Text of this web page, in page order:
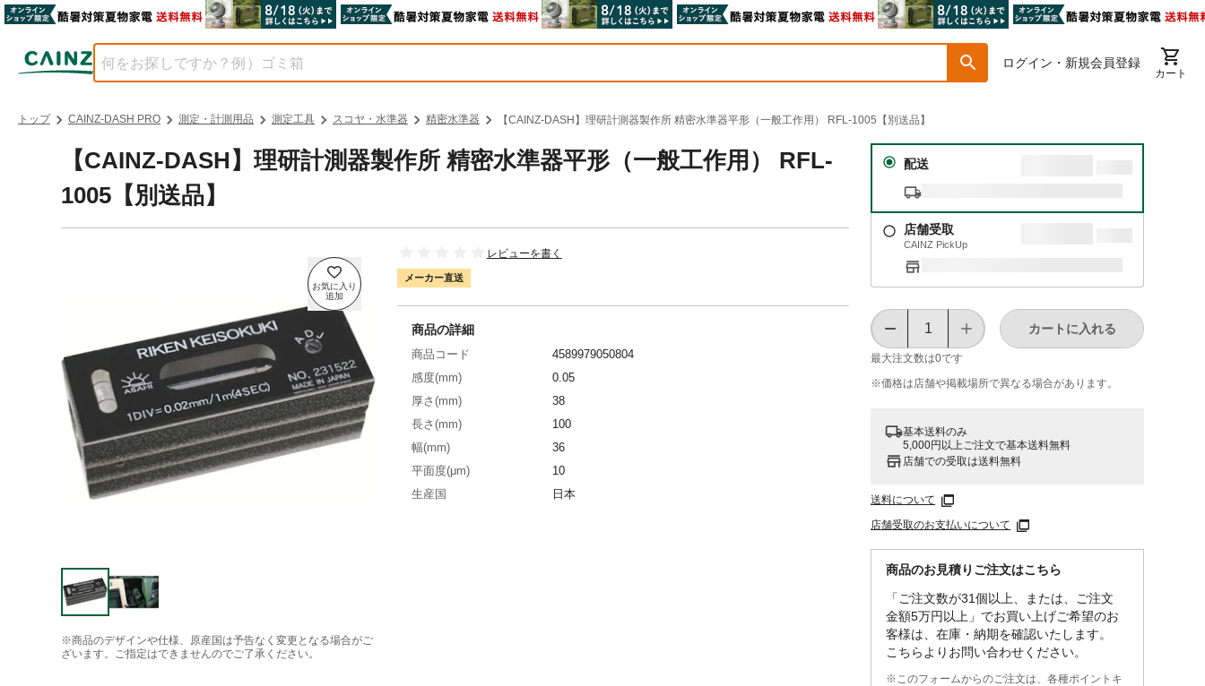
ログイン・新規会員登録
カート
トップ CAINZ-DASH PRO 測定・計測用品 測定工具 スコヤ・水準器 精密水準器 【CAINZ-DASH】理研計測器製作所 精密水準器平形（一般工作用） RFL-1005【別送品】
【CAINZ-DASH】理研計測器製作所 精密水準器平形（一般工作用） RFL-
1005【別送品】
※商品のデザインや仕様、原産国は予告なく変更となる場合がご
ざいます。ご指定はできませんのでご了承ください。
レビューを書く
メーカー直送
配送
店舗受取
CAINZ PickUp
最大注文数は0です
カートに入れる
※価格は​店舗や​掲載場所で​異なる​場合が​あります。
基本送料のみ
5,000円以上ご注文で基本送料無料
店舗での受取は送料無料
送料について
店舗受取のお支払いについて
商品のお見積りご注文はこちら
「ご注文数が31個以上、または、ご注文
金額5万円以上」でお買い上げご希望のお
客様は、在庫・納期を確認いたします。
こちらよりお問い合わせください。
※このフォームからのご注文は、各種ポイントキ
商品の詳細
商品コード
4589979050804
感度(mm)
0.05
厚さ(mm)
38
長さ(mm)
100
幅(mm)
36
平面度(μm)
10
生産国
日本